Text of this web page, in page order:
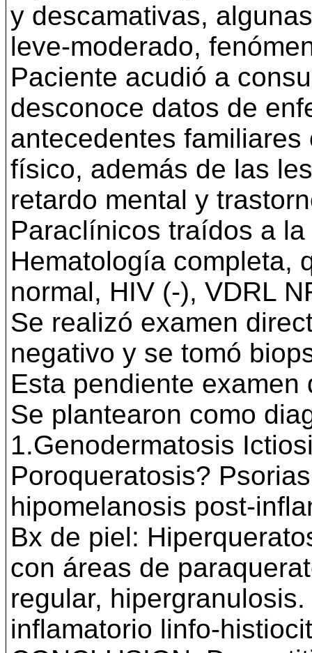
y descamativas,
leve-moderado,
Paciente acudió a
desconoce datos de
antecedentes
físico, además de las
retardo mental y
Paraclínicos traídos a
Hematología completa,
normal, HIV (-), VDRL
Se realizó examen
negativo y se tomó
Esta pendiente examen
Se plantearon como
1.Genodermatosis
Poroqueratosis?
hipomelanosis post-
Bx de piel:
con áreas de
regular,
inflamatorio linfo-